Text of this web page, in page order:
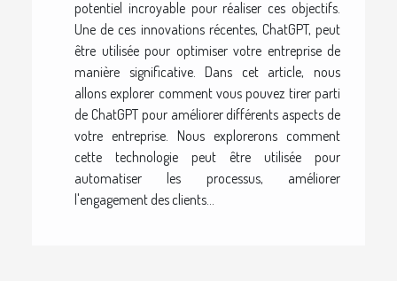
potentiel incroyable pour réaliser ces objectifs.
Une de ces innovations récentes, ChatGPT, peut
être utilisée pour optimiser votre entreprise de
manière significative. Dans cet article, nous
allons explorer comment vous pouvez tirer parti
de ChatGPT pour améliorer différents aspects de
votre entreprise. Nous explorerons comment
cette technologie peut être utilisée pour
automatiser les processus, améliorer
l'engagement des clients...